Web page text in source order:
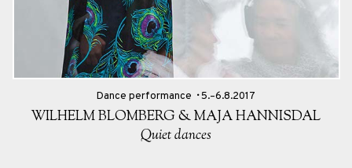
Dance performance 5.–6.8.2017
WILHELM BLOMBERG & MAJA HANNISDAL
Quiet dances